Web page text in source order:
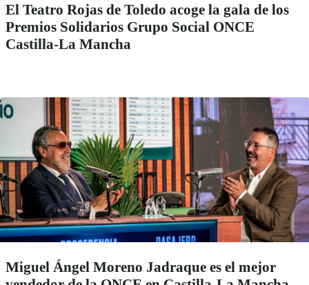
El Teatro Rojas de Toledo acoge la gala de los
Premios Solidarios Grupo Social ONCE
Castilla-La Mancha
Miguel Ángel Moreno Jadraque es el mejor